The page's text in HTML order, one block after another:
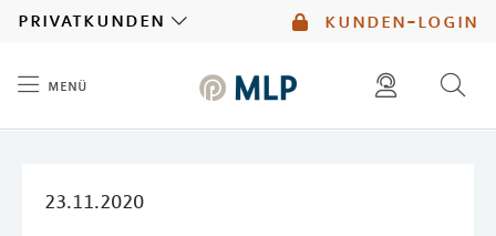
kunden-login
privatkunden
menü
23.11.2020